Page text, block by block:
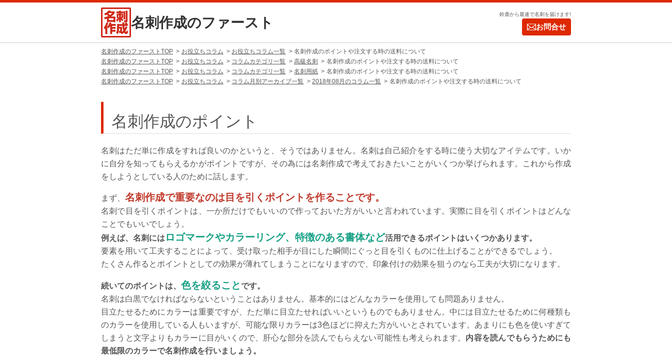
名刺作成のファースト
鈴鹿から最速で名刺を届けます!
お問合せ
名刺作成のファーストTOP お役立ちコラム お役立ちコラム一覧
名刺作成のポイントや注文する時の送料について
名刺作成のファーストTOP
お役立ちコラム コラムカテゴリ一覧 高級名刺
名刺作成のポイントや注文する時の送料について
名刺作成のファーストTOP
お役立ちコラム コラムカテゴリ一覧 名刺用紙
名刺作成のポイントや注文する時の送料について
名刺作成のファーストTOP
お役立ちコラム コラム月別アーカイブ一覧 2018年08月のコラム一覧 名刺作成のポイントや注文する時の送料について
名刺作成のポイント
名刺はただ単に作成をすれば良いのかというと、そうではありません。名刺は自己紹介をする時に使う大切なアイテムです。いか
に自分を知ってもらえるかがポイントですが、その為には名刺作成で考えておきたいことがいくつか挙げられます。これから作成
をしようとしている人のために話します。
まず、 名刺作成で重要なのは目を引くポイントを作ることです。
名刺で目を引くポイントは、一か所だけでもいいので作っておいた方がいいと言われています。実際に目を引くポイントはどんな
ことでもいいでしょう。
例えば、名刺には ロゴマークやカラーリング、特徴のある書体など活用できるポイントはいくつかあります。
要素を用いて工夫することによって、受け取った相手が目にした瞬間にぐっと目を引くものに仕上げることができるでしょう。
たくさん作るとポイントとしての効果が薄れてしまうことになりますので、印象付けの効果を狙うのなら工夫が大切になります。
続いてのポイントは、 色を絞ることです。
名刺は白黒でなければならないということはありません。基本的にはどんなカラーを使用しても問題ありません。
目立たせるためにカラーは重要ですが、ただ単に目立たせればいいというものでもありません。中には目立たせるために何種類も
のカラーを使用している人もいますが、可能な限りカラーは3色ほどに抑えた方がいいとされています。あまりにも色を使いすぎて
しまうと文字よりもカラーに目がいくので、肝心な部分を読んでもらえない可能性も考えられます。 内容を読んでもらうためにも
最低限のカラーで名刺作成を行いましょう。